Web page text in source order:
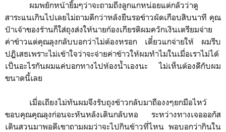
ผมพยักหน้ายิ้มๆว่าจะถามถึงลูกแกหน่อยแต่กลัวว่าดู
สาระแนเกินไปเลยไม่ถามดีกว่าหลังยืนรอข้าวผัดเกือบสิบนาที คุณ
ป้าเจ้าของร้านก็ใส่ถุงส่งให้นายก้องเกียรติผมควักเงินเตรียมจ่าย
ค่าข้าวแต่คุณลุงกลับบอกว่าไม่ต้องหรอก เดี๋ยวแกจ่ายให้ ผมรีบ
ปฏิเสธเพราะไม่เข้าใจว่าจะจ่ายค่าข้าวให้ผมทำไมในเมื่อเราไม่ได้
เป็นอะไรกันผมแค่บอกทางไปห้องน้ำเองนะ ไม่เห็นต้องดีกับผม
ขนาดนี้เลย
เมื่อเถียงไม่ทันผมจึงรับถุงข้าวกลับมาถืองงๆยกมือไหว้
ขอบคุณคุณลุงก่อนจะหันหลังเดินกลับหอ ระหว่างทางเจอออกัส
เดินสวนมาพอดีเขาถามผมว่าจะไปกินข้าวที่ไหน พอบอกว่ากินใน